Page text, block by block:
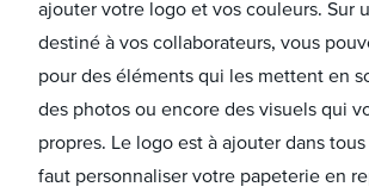
ajouter votre logo et vos couleurs. Sur
destiné à vos collaborateurs, vous
pour des éléments qui les mettent en
des photos ou encore des visuels qui
propres. Le logo est à ajouter dans
faut personnaliser votre papeterie en